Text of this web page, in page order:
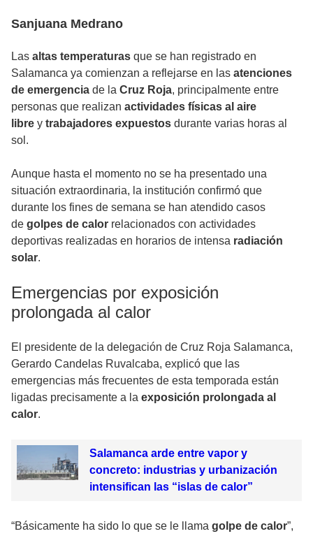
Sanjuana Medrano
Las altas temperaturas que se han registrado en
Salamanca ya comienzan a reflejarse en las atenciones
de emergencia de la Cruz Roja, principalmente entre
personas que realizan actividades físicas al aire
libre y trabajadores expuestos durante varias horas al
sol.
Aunque hasta el momento no se ha presentado una
situación extraordinaria, la institución confirmó que
durante los fines de semana se han atendido casos
de golpes de calor relacionados con actividades
deportivas realizadas en horarios de intensa radiación
solar.
Emergencias por exposición
prolongada al calor
El presidente de la delegación de Cruz Roja Salamanca,
Gerardo Candelas Ruvalcaba, explicó que las
emergencias más frecuentes de esta temporada están
ligadas precisamente a la exposición prolongada al
calor.
Salamanca arde entre vapor y
concreto: industrias y urbanización
intensifican las “islas de calor”
“Básicamente ha sido lo que se le llama golpe de calor”,